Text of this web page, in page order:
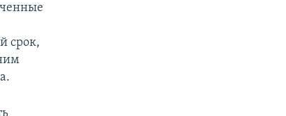
срок,